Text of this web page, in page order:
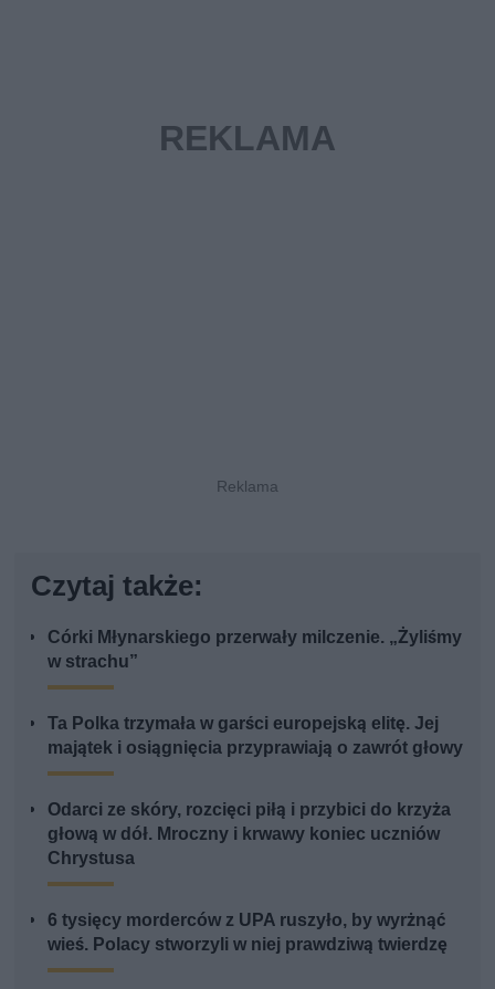
Czytaj także:
Córki Młynarskiego przerwały milczenie. „Żyliśmy
w strachu”
Ta Polka trzymała w garści europejską elitę. Jej
majątek i osiągnięcia przyprawiają o zawrót głowy
Odarci ze skóry, rozcięci piłą i przybici do krzyża
głową w dół. Mroczny i krwawy koniec uczniów
Chrystusa
6 tysięcy morderców z UPA ruszyło, by wyrżnąć
wieś. Polacy stworzyli w niej prawdziwą twierdzę